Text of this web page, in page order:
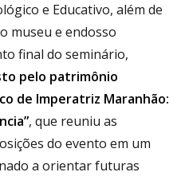
e Educativo, além de
museu e endosso
final do seminário,
pelo patrimônio
de Imperatriz Maranhão:
, que reuniu as
do evento em um
a orientar futuras